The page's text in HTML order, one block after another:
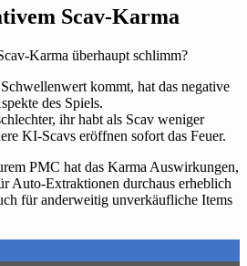
Scav-Karma
Karma überhaupt schlimm?
kommt, hat das negative
des Spiels.
ihr habt als Scav weniger
KI-Scavs eröffnen sofort das Feuer.
PMC hat das Karma Auswirkungen,
Auto-Extraktionen durchaus erheblich
für anderweitig unverkäufliche Items